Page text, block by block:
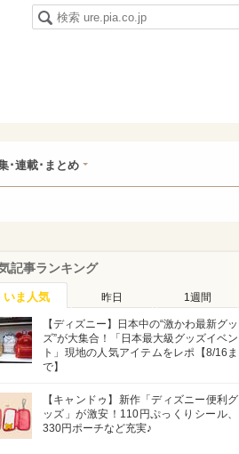
･連載･まとめ
記事ランキング
いま人気 昨日 1週間
【ディズニー】日本中の“激かわ最新グッ
ズ”が大集合！「日本最大級グッズイベン
ト」現地の人気アイテムをレポ【8/16ま
で】
【キャンドゥ】新作「ディズニー便利グ
ッズ」が激安！110円ぷっくりシール、
330円ポーチなど充実♪